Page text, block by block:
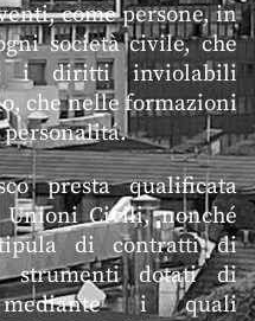
come persone, in
società civile, che
i diritti inviolabili
che nelle formazioni
personalitá.
presta qualificata
Unioni Civili, nonché
di contratti di
strumenti dotati di
mediante i quali